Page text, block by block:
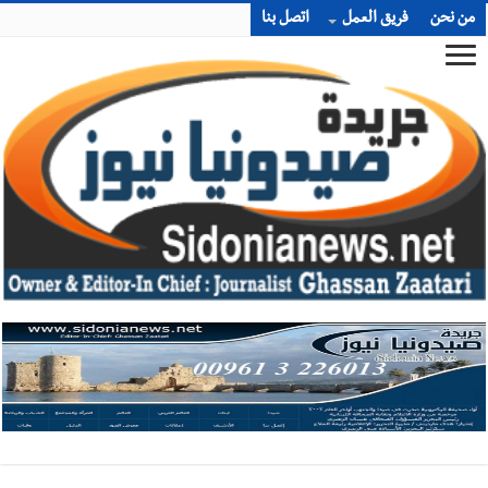
من نحن فريق العمل اتصل بنا